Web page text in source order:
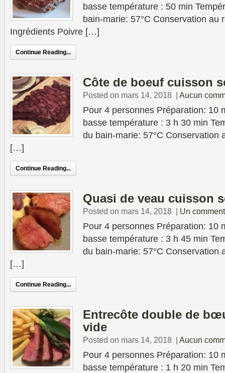
basse température : 50 min
bain-marie: 57°C Conservation au
Ingrédients Poivre […]
Continue Reading...
Côte de boeuf cuisson
Posted on mars 14, 2018 | Aucun
Pour 4 personnes Préparation: 10
basse température : 3 h 30 min
du bain-marie: 57°C Conservation
[…]
Continue Reading...
Quasi de veau cuisson
Posted on mars 14, 2018 | Un
Pour 4 personnes Préparation: 10
basse température : 3 h 45 min
du bain-marie: 57°C Conservation
[…]
Continue Reading...
Entrecôte double de
vide
Posted on mars 14, 2018 | Aucun
Pour 4 personnes Préparation: 10
basse température : 1 h 20 min